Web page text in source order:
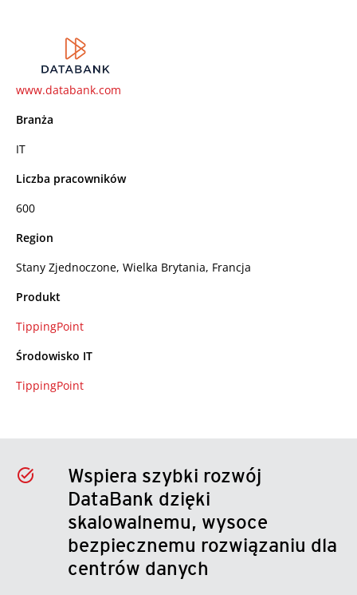
www.databank.com
Branża
IT
Liczba pracowników
600
Region
Stany Zjednoczone, Wielka Brytania, Francja
Produkt
TippingPoint
Środowisko IT
TippingPoint
Wspiera szybki rozwój
DataBank dzięki
skalowalnemu, wysoce
bezpiecznemu rozwiązaniu dla
centrów danych